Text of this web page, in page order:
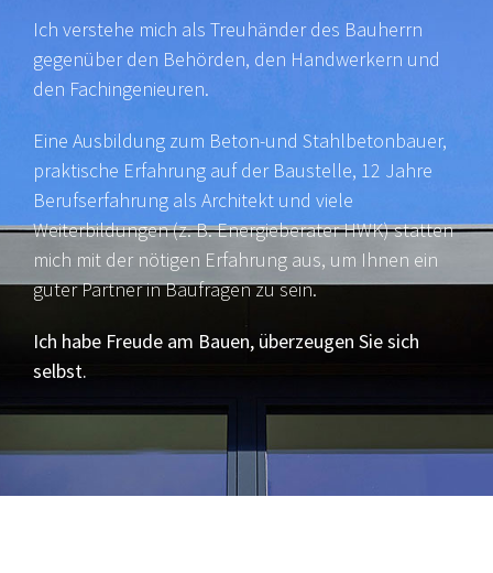
Ich verstehe mich als Treuhänder des Bauherrn
gegenüber den Behörden, den Handwerkern und
den Fachingenieuren.
Eine Ausbildung zum Beton-und Stahlbetonbauer,
praktische Erfahrung auf der Baustelle, 12 Jahre
Berufserfahrung als Architekt und viele
Weiterbildungen (z. B. Energieberater HWK) statten
mich mit der nötigen Erfahrung aus, um Ihnen ein
guter Partner in Baufragen zu sein.
Ich habe Freude am Bauen, überzeugen Sie sich
selbst.